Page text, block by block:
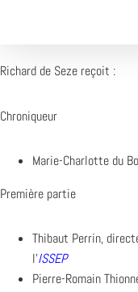
Richard de Seze reçoit :
Chroniqueur
Marie-Charlotte du
Première partie
Thibaut Perrin,
l’ISSEP
Pierre-Romain